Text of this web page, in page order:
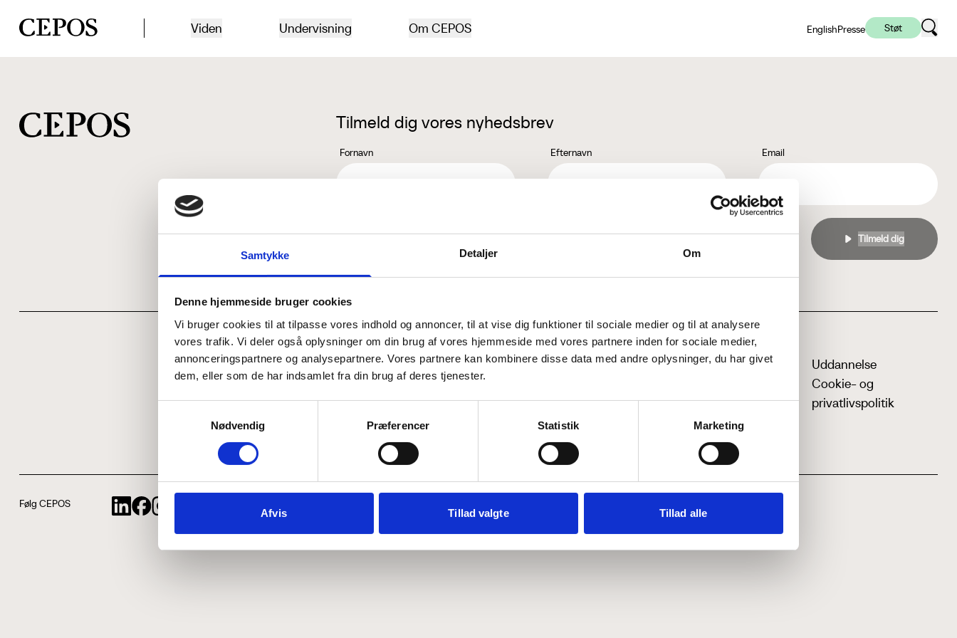
Samtykke Detaljer Om
Denne hjemmeside bruger cookies
Vi bruger cookies til at tilpasse vores indhold og annoncer, til at vise dig funktioner til sociale medier og til at analysere
vores trafik. Vi deler også oplysninger om din brug af vores hjemmeside med vores partnere inden for sociale medier,
annonceringspartnere og analysepartnere. Vores partnere kan kombinere disse data med andre oplysninger, du har givet
dem, eller som de har indsamlet fra din brug af deres tjenester.
Nødvendig
Præferencer Statistik Marketing
Afvis Tillad valgte Tillad alle
CEPOS logo Viden Undervisning Om CEPOS EnglishPresse Støt
Tilmeld dig vores nyhedsbrev
Fornavn Efternavn Email
Jeg accepterer behandlingen af mine personoplysninger i henhold tilprivatlivspolitikken
Hvem er CEPOS
Vores værdier
Medarbejdere
Kontakt
Analyser
ABCepos
Podcast
Uddannelse
Cookie- og
privatlivspolitik
Følg CEPOS